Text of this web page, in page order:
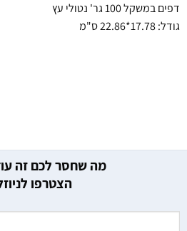
דפים במשקל 100 גר' נטולי עץ
גודל: 17.78*22.86 ס"מ
מה שחסר לכם זה
הצטרפו